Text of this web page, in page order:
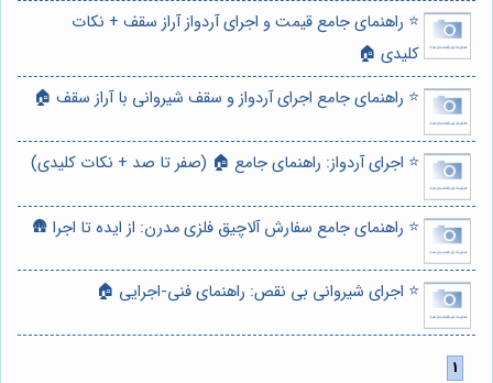
⭐️ راهنمای جامع قیمت و اجرای آردواز آراز سقف + نکات
کلیدی 🏠
⭐️ راهنمای جامع اجرای آردواز و سقف شیروانی با آراز سقف 🏠
⭐️ اجرای آردواز: راهنمای جامع 🏠 (صفر تا صد + نکات کلیدی)
⭐️ راهنمای جامع سفارش آلاچیق فلزی مدرن: از ایده تا اجرا 🛖
⭐️ اجرای شیروانی بی نقص: راهنمای فنی-اجرایی 🏠